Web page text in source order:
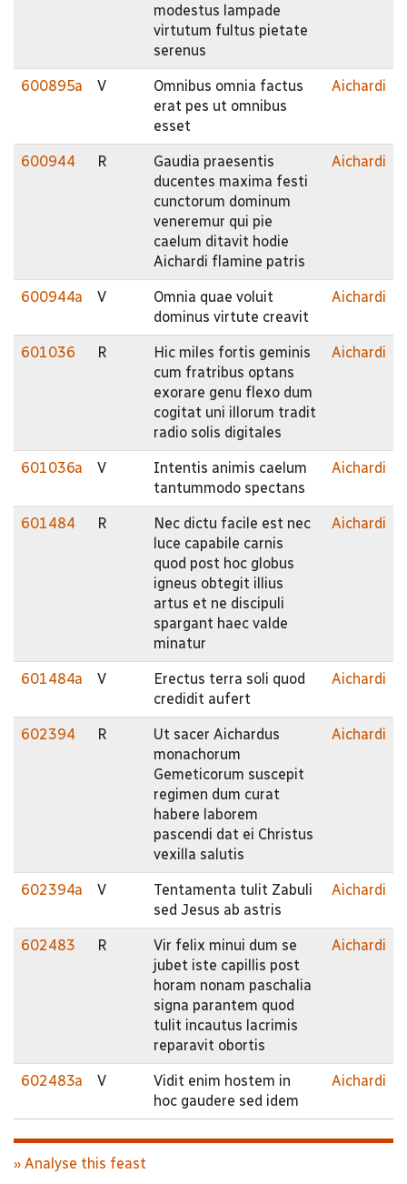
modestus lampade
virtutum fultus pietate
serenus
600895a V
Omnibus omnia factus
erat pes ut omnibus
esset
Aichardi
600944 R
Gaudia praesentis
ducentes maxima festi
cunctorum dominum
veneremur qui pie
caelum ditavit hodie
Aichardi flamine patris
Aichardi
600944a V
Omnia quae voluit
dominus virtute creavit
Aichardi
601036 R
Hic miles fortis geminis
cum fratribus optans
exorare genu flexo dum
cogitat uni illorum tradit
radio solis digitales
Aichardi
601036a V
Intentis animis caelum
tantummodo spectans
Aichardi
601484 R
Nec dictu facile est nec
luce capabile carnis
quod post hoc globus
igneus obtegit illius
artus et ne discipuli
spargant haec valde
minatur
Aichardi
601484a V
Erectus terra soli quod
credidit aufert
Aichardi
602394 R
Ut sacer Aichardus
monachorum
Gemeticorum suscepit
regimen dum curat
habere laborem
pascendi dat ei Christus
vexilla salutis
Aichardi
602394a V
Tentamenta tulit Zabuli
sed Jesus ab astris
Aichardi
602483 R
Vir felix minui dum se
jubet iste capillis post
horam nonam paschalia
signa parantem quod
tulit incautus lacrimis
reparavit obortis
Aichardi
602483a V
Vidit enim hostem in
hoc gaudere sed idem
Aichardi
» Analyse this feast